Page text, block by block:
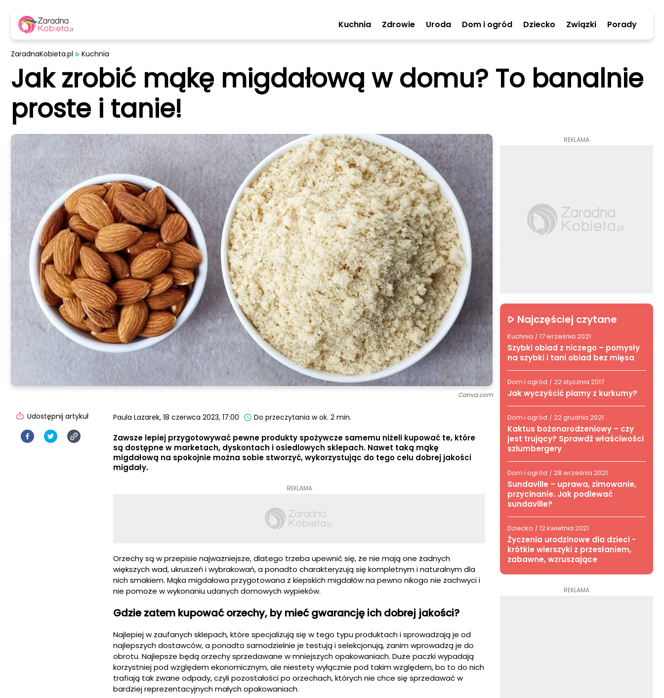
Kuchnia Zdrowie Uroda Dom i ogród Dziecko Związki Porady
Canva.com
ZaradnaKobieta.pl Kuchnia
Jak zrobić mąkę migdałową w domu? To banalnie
proste i tanie!
Paula Lazarek, 18 czerwca 2023, 17:00 Do przeczytania w ok. 2 min.
Zawsze lepiej przygotowywać pewne produkty spożywcze samemu niżeli kupować te, które
są dostępne w marketach, dyskontach i osiedlowych sklepach. Nawet taką mąkę
migdałową na spokojnie można sobie stworzyć, wykorzystując do tego celu dobrej jakości
migdały.
REKLAMA
Orzechy są w przepisie najważniejsze, dlatego trzeba upewnić się, że nie mają one żadnych
większych wad, ukruszeń i wybrakowań, a ponadto charakteryzują się kompletnym i naturalnym dla
nich smakiem. Mąka migdałowa przygotowana z kiepskich migdałów na pewno nikogo nie zachwyci i
nie pomoże w wykonaniu udanych domowych wypieków.
Gdzie zatem kupować orzechy, by mieć gwarancję ich dobrej jakości?
Najlepiej w zaufanych sklepach, które specjalizują się w tego typu produktach i sprowadzają je od
najlepszych dostawców, a ponadto samodzielnie je testują i selekcjonują, zanim wprowadzą je do
obrotu. Najlepsze będą orzechy sprzedawane w mniejszych opakowaniach. Duże paczki wypadają
korzystniej pod względem ekonomicznym, ale niestety wyłącznie pod takim względem, bo to do nich
trafiają tak zwane odpady, czyli pozostałości po orzechach, których nie chce się sprzedawać w
bardziej reprezentacyjnych małych opakowaniach.
Udostępnij artykuł
REKLAMA
Najczęściej czytane
Kuchnia / 17 września 2021
Szybki obiad z niczego – pomysły
na szybki i tani obiad bez mięsa
Dom i ogród / 22 stycznia 2017
Jak wyczyścić plamy z kurkumy?
Dom i ogród / 22 grudnia 2021
Kaktus bożonarodzeniowy – czy
jest trujący? Sprawdź właściwości
szlumbergery
Dom i ogród / 28 września 2021
Sundaville – uprawa, zimowanie,
przycinanie. Jak podlewać
sundaville?
Dziecko / 12 kwietnia 2021
Życzenia urodzinowe dla dzieci -
krótkie wierszyki z przesłaniem,
zabawne, wzruszające
REKLAMA